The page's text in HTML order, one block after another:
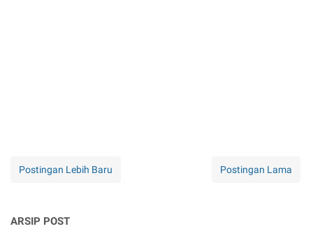
Postingan Lebih Baru Postingan Lama
ARSIP POST